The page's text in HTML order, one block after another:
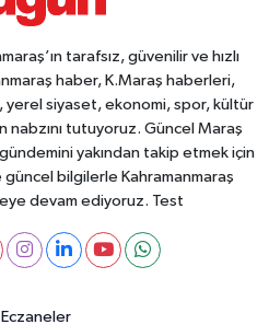
tarafsız, güvenilir ve hızlı
haber, K.Maraş haberleri,
yerel siyaset, ekonomi, spor, kültür
nabzını tutuyoruz. Güncel Maraş
yakından takip etmek için
bilgilerle Kahramanmaraş
devam ediyoruz. Test